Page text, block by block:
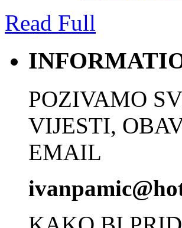
Read Full
POZIVAMO
VIJESTI,
EMAIL